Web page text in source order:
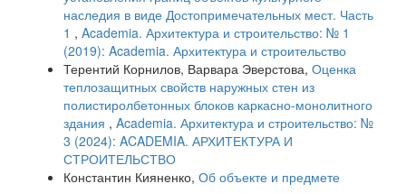
наследия в виде Достопримечательных мест. Часть
1 , Academia. Архитектура и строительство: № 1
(2019): Academia. Архитектура и строительство
Терентий Корнилов, Варвара Эверстова, Оценка
теплозащитных свойств наружных стен из
полистиролбетонных блоков каркасно-монолитного
здания , Academia. Архитектура и строительство: №
3 (2024): ACADEMIA. АРХИТЕКТУРА И
СТРОИТЕЛЬСТВО
Константин Кияненко, Об объекте и предмете